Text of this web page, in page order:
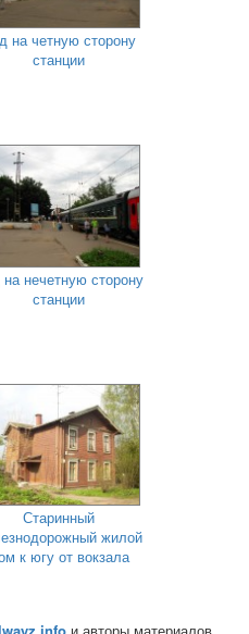
на четную сторону
станции
нечетную сторону
станции
Старинный
жилой
к югу от вокзала